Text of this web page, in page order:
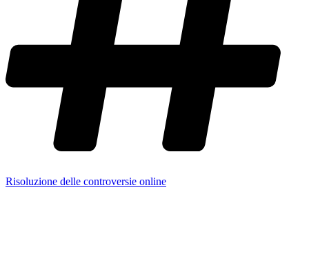
Risoluzione delle controversie online